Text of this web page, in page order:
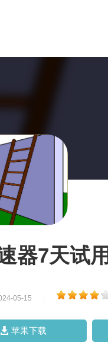
器7天试用
05-15
苹果下载